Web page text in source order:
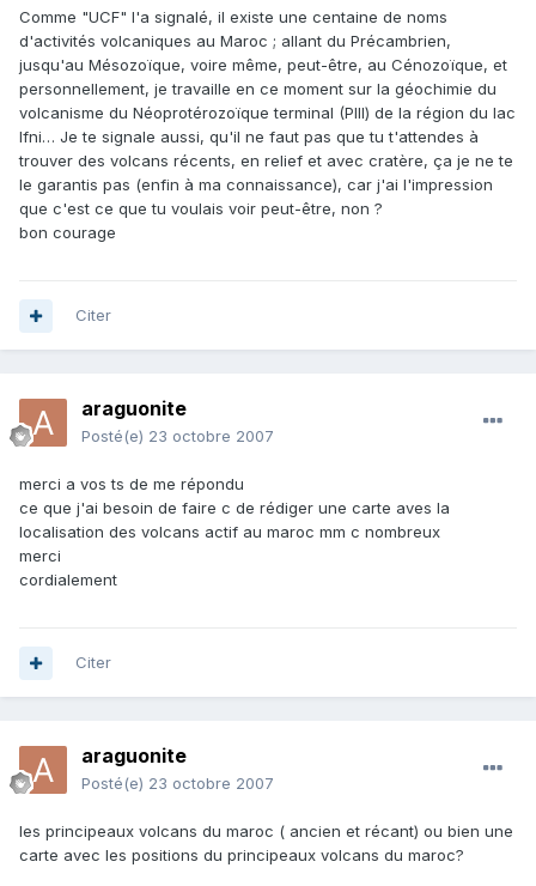
Comme "UCF" l'a signalé, il existe une centaine de noms
d'activités volcaniques au Maroc ; allant du Précambrien,
jusqu'au Mésozoïque, voire même, peut-être, au Cénozoïque, et
personnellement, je travaille en ce moment sur la géochimie du
volcanisme du Néoprotérozoïque terminal (PIII) de la région du lac
Ifni… Je te signale aussi, qu'il ne faut pas que tu t'attendes à
trouver des volcans récents, en relief et avec cratère, ça je ne te
le garantis pas (enfin à ma connaissance), car j'ai l'impression
que c'est ce que tu voulais voir peut-être, non ?
bon courage
Citer
araguonite
Posté(e) 23 octobre 2007
merci a vos ts de me répondu
ce que j'ai besoin de faire c de rédiger une carte aves la
localisation des volcans actif au maroc mm c nombreux
merci
cordialement
Citer
araguonite
Posté(e) 23 octobre 2007
les principeaux volcans du maroc ( ancien et récant) ou bien une
carte avec les positions du principeaux volcans du maroc?